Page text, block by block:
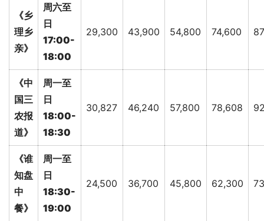
《乡
理乡
亲》
周六至
日
17:00-
18:00
29,300 43,900 54,800 74,600
《中
国三
农报
道》
周一至
日
18:00-
18:30
30,827 46,240 57,800 78,608
《谁
知盘
中
餐》
周一至
日
18:30-
19:00
24,500 36,700 45,800 62,300